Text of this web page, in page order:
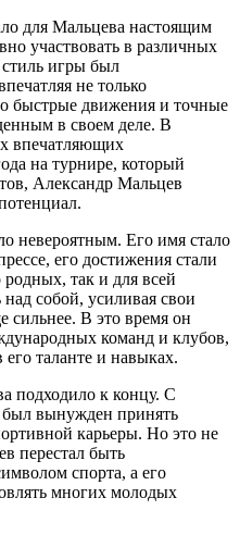
для Мальцева настоящим
участвовать в различных
игры был
не только
быстрые движения и точные
в своем деле. В
впечатляющих
на турнире, который
Александр Мальцев
невероятным. Его имя стало
его достижения стали
родных, так и для всей
собой, усиливая свои
сильнее. В это время он
команд и клубов,
таланте и навыках.
подходило к концу. С
вынужден принять
карьеры. Но это не
перестал быть
спорта, а его
многих молодых